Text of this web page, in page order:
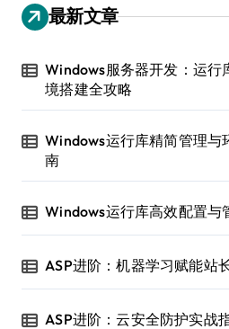
最新文章
Windows服务器开发：运行
境搭建全攻略
Windows运行库精简管理与
南
Windows运行库高效配置与
ASP进阶：机器学习赋能站
ASP进阶：云安全防护实战